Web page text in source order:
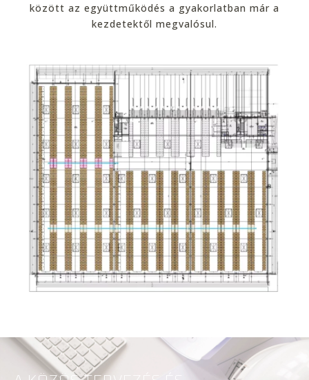
között az együttműködés a gyakorlatban már a
kezdetektől megvalósul.